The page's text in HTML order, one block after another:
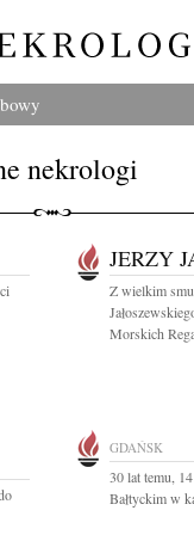
nekrologi
JERZY
Z wielkim
Morskich
GDAŃSK
30 lat temu,
Bałtyckim w